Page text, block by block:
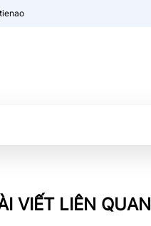
VIẾT LIÊN QUAN